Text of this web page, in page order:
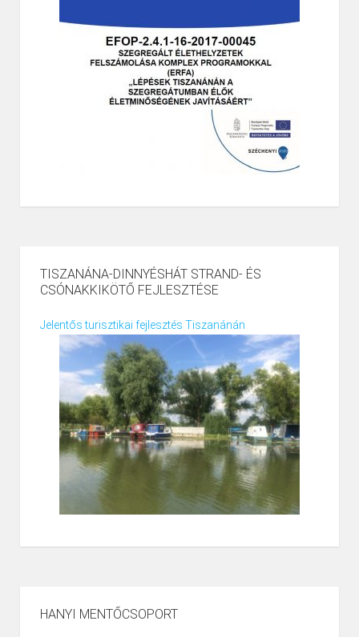
TISZANÁNA-DINNYÉSHÁT STRAND- ÉS
CSÓNAKKIKÖTŐ FEJLESZTÉSE
Jelentős turisztikai fejlesztés Tiszanánán
HANYI MENTŐCSOPORT